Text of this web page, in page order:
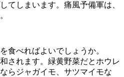
てしまいます。痛風予備軍は、
食べればよいでしょうか。
されます。緑黄野菜だとホウレ
らジャガイモ、サツマイモな